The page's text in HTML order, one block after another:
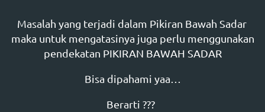
Masalah yang terjadi dalam Pikiran Bawah Sadar
maka untuk mengatasinya juga perlu menggunakan
pendekatan PIKIRAN BAWAH SADAR
Bisa dipahami yaa…
Berarti ???